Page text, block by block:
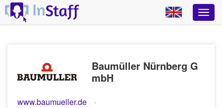
Baumüller Nürnberg G
mbH
www.baumueller.de